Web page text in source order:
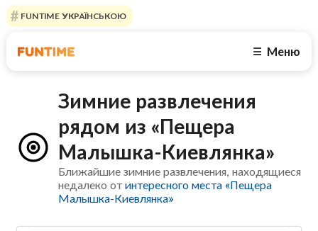
FUNTIME УКРАЇНСЬКОЮ
☰ Меню
Зимние развлечения
рядом из «Пещера
Малышка-Киевлянка»
Ближайшие зимние развлечения, находящиеся
недалеко отинтересного места «Пещера
Малышка-Киевлянка»